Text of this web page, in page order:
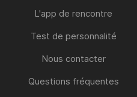
L'app de rencontre
Test de personnalité
Nous contacter
Questions fréquentes